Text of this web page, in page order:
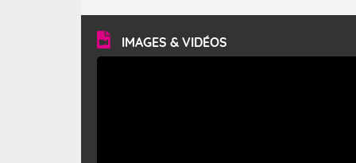
vitesse moyenne de 50 km/h et atteindre 80 à 100 km/h
en rafales, parfois davantage. Il parcourt la basse vallée
du Rhône et la Provence et envahit le littoral
méditerranéen à partir de la Camargue.
IMAGES & VIDÉOS